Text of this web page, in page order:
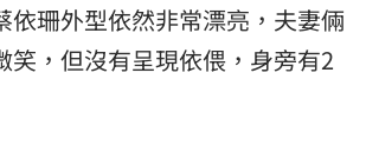
依珊外型依然非常漂亮，夫妻倆
笑，但沒有呈現依偎，身旁有2